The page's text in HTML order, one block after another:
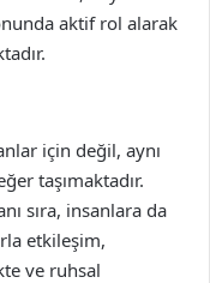
aktif rol alarak
için değil, aynı
taşımaktadır.
sıra, insanlara da
etkileşim,
ve ruhsal